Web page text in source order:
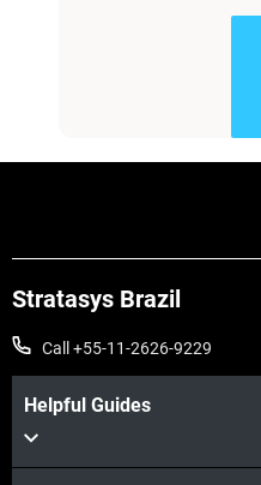
Stratasys Brazil
Call +55-11-2626-9229
Helpful Guides